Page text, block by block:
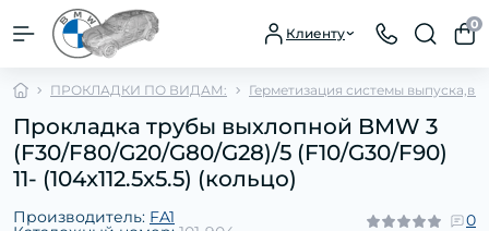
Клиенту
0
ПРОКЛАДКИ ПО ВИДАМ: Герметизация системы
Прокладка трубы выхлопной BMW 3
(F30/F80/G20/G80/G28)/5 (F10/G30/F90)
11- (104x112.5x5.5) (кольцо)
Производитель: FA1 0